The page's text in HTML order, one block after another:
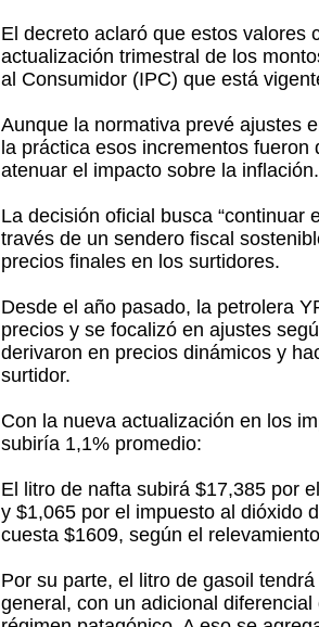
El decreto aclaró que estos valores
actualización trimestral de los
al Consumidor (IPC) que está
Aunque la normativa prevé ajustes
la práctica esos incrementos
atenuar el impacto sobre la inflación.
La decisión oficial busca
través de un sendero fiscal
precios finales en los surtidores.
Desde el año pasado, la petrolera
precios y se focalizó en ajustes
derivaron en precios dinámicos y
surtidor.
Con la nueva actualización en los
subiría 1,1% promedio:
El litro de nafta subirá $17,385 por
y $1,065 por el impuesto al dióxido
cuesta $1609, según el
Por su parte, el litro de gasoil
general, con un adicional